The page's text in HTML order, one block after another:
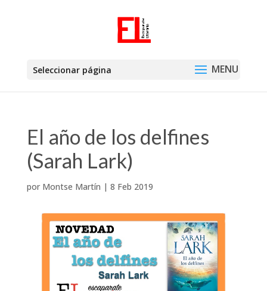
Seleccionar página
El año de los delfines
(Sarah Lark)
por Montse Martín | 8 Feb 2019